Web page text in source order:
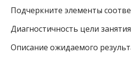
Подчеркните элементы
Диагностичность цели занятия
Описание ожидаемого